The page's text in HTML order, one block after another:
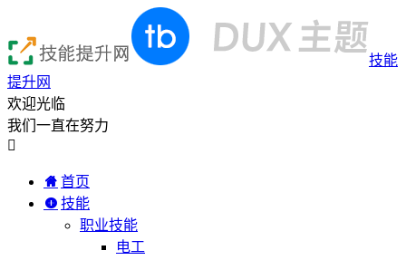
技能
提升网
欢迎光临
我们一直在努力

首页
技能
职业技能
电工